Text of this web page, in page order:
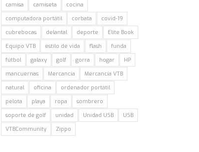
camisa
camiseta
cocina
computadora portátil
corbata
covid-19
cubrebocas
delantal deporte
Elite Book
Equipo VTB
estilo de vida flash
funda
fútbol
galaxy golf gorra hogar
HP
mancuernas
Mercancía
Mercancía VTB
natural
oficina
ordenador portátil
pelota
playa ropa
sombrero
soporte de golf
unidad Unidad USB
USB
VTBCommunity
Zippo